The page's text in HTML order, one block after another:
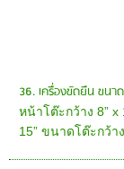
36. เครื่องขัดยืน ขนา
หน้าโต๊ะกว้าง 8”
15” ขนาดโต๊ะกว้า